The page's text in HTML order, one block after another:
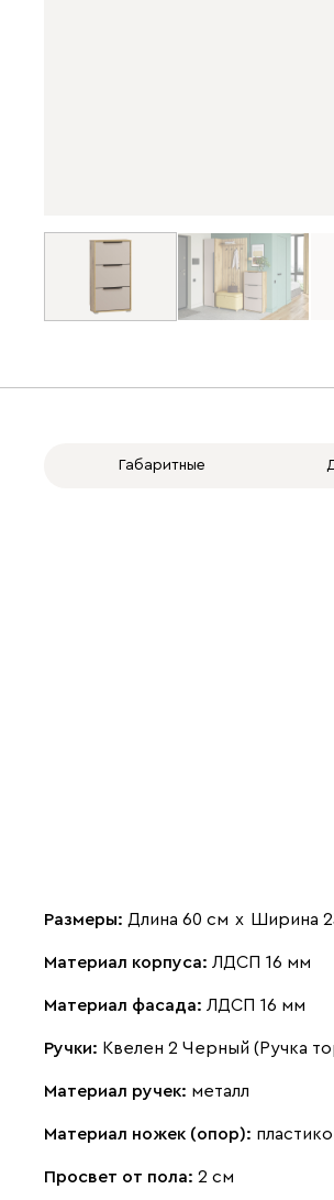
Габаритные
Размеры: Длина 60 см х Ширина
Материал корпуса: ЛДСП 16 мм
Материал фасада: ЛДСП 16 мм
Ручки: Квелен 2 Черный (Ручка
Материал ручек: металл
Материал ножек (опор):
Просвет от пола: 2 см